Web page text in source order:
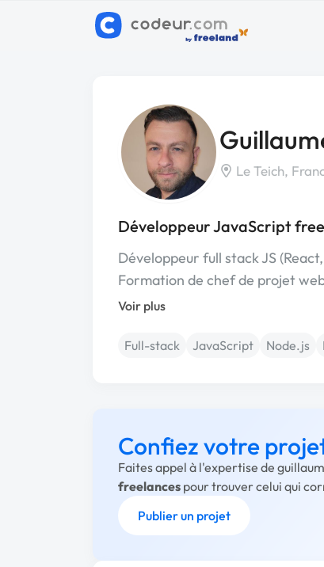
Le Teich,
Développeur JavaScript
Développeur full stack JS
Formation de chef de projet
Voir plus
Full-stack JavaScript Node.js
Confiez votre
Faites appel à l'expertise de
freelances pour trouver celui qui
Publier un projet